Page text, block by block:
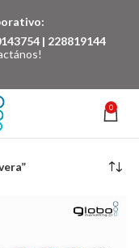
| 228819144
0